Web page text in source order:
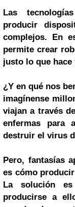
Las
producir
complejos. En
permite crear
justo lo que hace
¿Y en qué nos
imagínense
viajan a través
enfermas para
destruir el virus
Pero, fantasías
es cómo
La solución
producirse a